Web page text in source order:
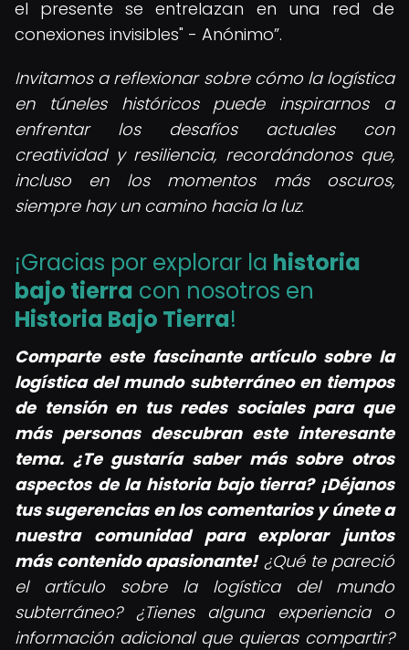
el presente se entrelazan en una red de
conexiones invisibles" - Anónimo .
Invitamos a reflexionar sobre cómo la logística
en túneles históricos puede inspirarnos a
enfrentar los desafíos actuales con
creatividad y resiliencia, recordándonos que,
incluso en los momentos más oscuros,
siempre hay un camino hacia la luz.
¡Gracias por explorar la historia
bajo tierra con nosotros en
Historia Bajo Tierra!
Comparte este fascinante artículo sobre la
logística del mundo subterráneo en tiempos
de tensión en tus redes sociales para que
más personas descubran este interesante
tema. ¿Te gustaría saber más sobre otros
aspectos de la historia bajo tierra? ¡Déjanos
tus sugerencias en los comentarios y únete a
nuestra comunidad para explorar juntos
más contenido apasionante! ¿Qué te pareció
el artículo sobre la logística del mundo
subterráneo? ¿Tienes alguna experiencia o
información adicional que quieras compartir?